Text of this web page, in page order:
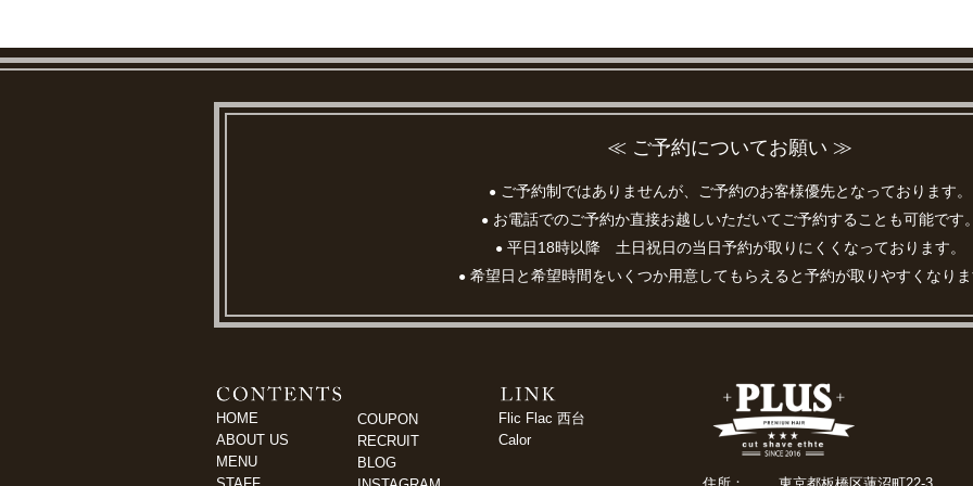
≪ ご予約についてお願い ≫
●ご予約制ではありませんが、ご予約のお客様優先となっております。
●お電話でのご予約か直接お越しいただいてご予約することも可能です
●平日18時以降 土日祝日の当日予約が取りにくくなっております。
●希望日と希望時間をいくつか用意してもらえると予約が取りやすくなり
HOME
ABOUT US
MENU
COUPON
RECRUIT
BLOG
Flic Flac 西台
Calor